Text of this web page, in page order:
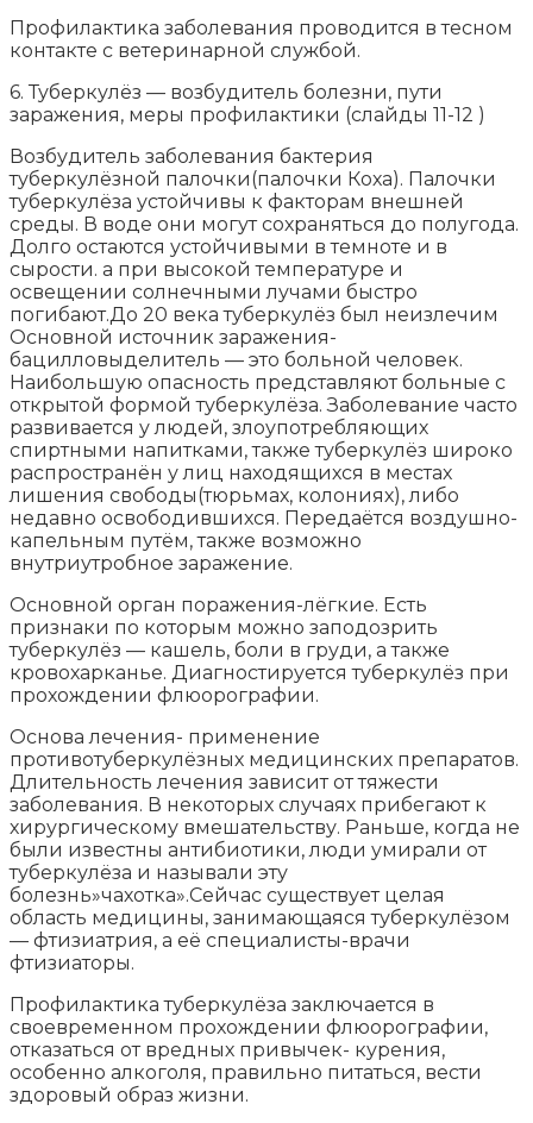
Профилактика заболевания проводится в тесном
контакте с ветеринарной службой.
6. Туберкулёз — возбудитель болезни, пути
заражения, меры профилактики (слайды 11-12 )
Возбудитель заболевания бактерия
туберкулёзной палочки(палочки Коха). Палочки
туберкулёза устойчивы к факторам внешней
среды. В воде они могут сохраняться до полугода.
Долго остаются устойчивыми в темноте и в
сырости. а при высокой температуре и
освещении солнечными лучами быстро
погибают.До 20 века туберкулёз был неизлечим
Основной источник заражения-
бацилловыделитель — это больной человек.
Наибольшую опасность представляют больные с
открытой формой туберкулёза. Заболевание часто
развивается у людей, злоупотребляющих
спиртными напитками, также туберкулёз широко
распространён у лиц находящихся в местах
лишения свободы(тюрьмах, колониях), либо
недавно освободившихся. Передаётся воздушно-
капельным путём, также возможно
внутриутробное заражение.
Основной орган поражения-лёгкие. Есть
признаки по которым можно заподозрить
туберкулёз — кашель, боли в груди, а также
кровохарканье. Диагностируется туберкулёз при
прохождении флюорографии.
Основа лечения- применение
противотуберкулёзных медицинских препаратов.
Длительность лечения зависит от тяжести
заболевания. В некоторых случаях прибегают к
хирургическому вмешательству. Раньше, когда не
были известны антибиотики, люди умирали от
туберкулёза и называли эту
болезнь»чахотка».Сейчас существует целая
область медицины, занимающаяся туберкулёзом
— фтизиатрия, а её специалисты-врачи
фтизиаторы.
Профилактика туберкулёза заключается в
своевременном прохождении флюорографии,
отказаться от вредных привычек- курения,
особенно алкоголя, правильно питаться, вести
здоровый образ жизни.